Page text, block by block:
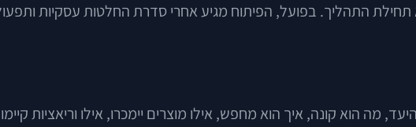
התהליך. בפועל, הפיתוח מגיע אחרי סדרת החלטות עסקיות
מה הוא קונה, איך הוא מחפש, אילו מוצרים יימכרו, אילו וריאציות